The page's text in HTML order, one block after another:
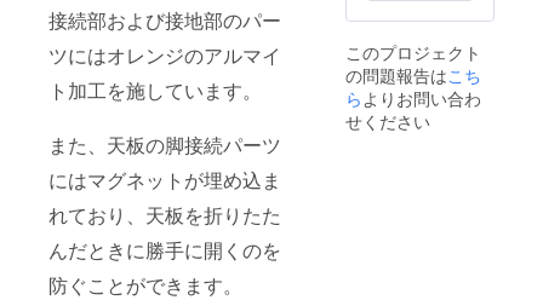
接続部および接地部のパー
ツにはオレンジのアルマイ
ト加工を施しています。
また、天板の脚接続パーツ
にはマグネットが埋め込ま
れており、天板を折りたた
んだときに勝手に開くのを
防ぐことができます。
このプロジェクト
の問題報告はこち
ら よりお問い合わ
せください